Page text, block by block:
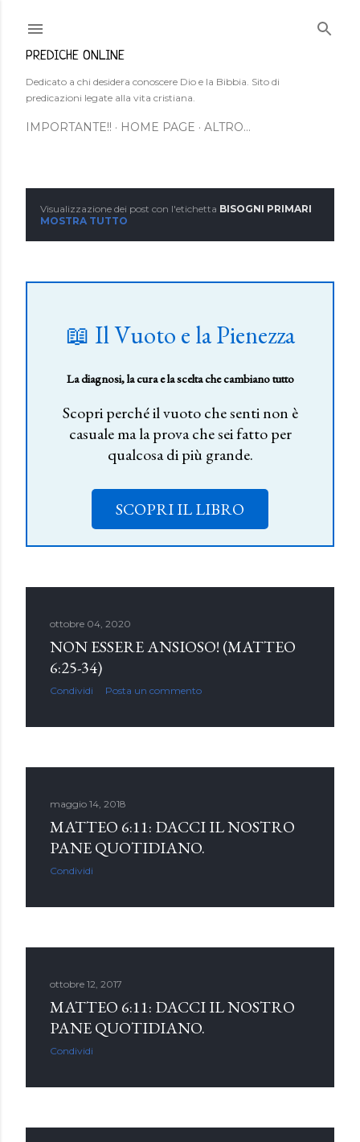
PREDICHE ONLINE
Dedicato a chi desidera conoscere Dio e la Bibbia. Sito di
predicazioni legate alla vita cristiana.
IMPORTANTE!! HOME PAGE ALTRO…
s
Visualizzazione dei post con l'etichetta BISOGNI PRIMARI
MOSTRA TUTTO
📖 Il Vuoto e la Pienezza
La diagnosi, la cura e la scelta che cambiano tutto
Scopri perché il vuoto che senti non è
casuale ma la prova che sei fatto per
qualcosa di più grande.
SCOPRI IL LIBRO
ottobre 04, 2020
NON ESSERE ANSIOSO! (MATTEO
6:25-34)
Condividi Posta un commento
maggio 14, 2018
MATTEO 6:11: DACCI IL NOSTRO
PANE QUOTIDIANO.
Condividi
ottobre 12, 2017
MATTEO 6:11: DACCI IL NOSTRO
PANE QUOTIDIANO.
Condividi